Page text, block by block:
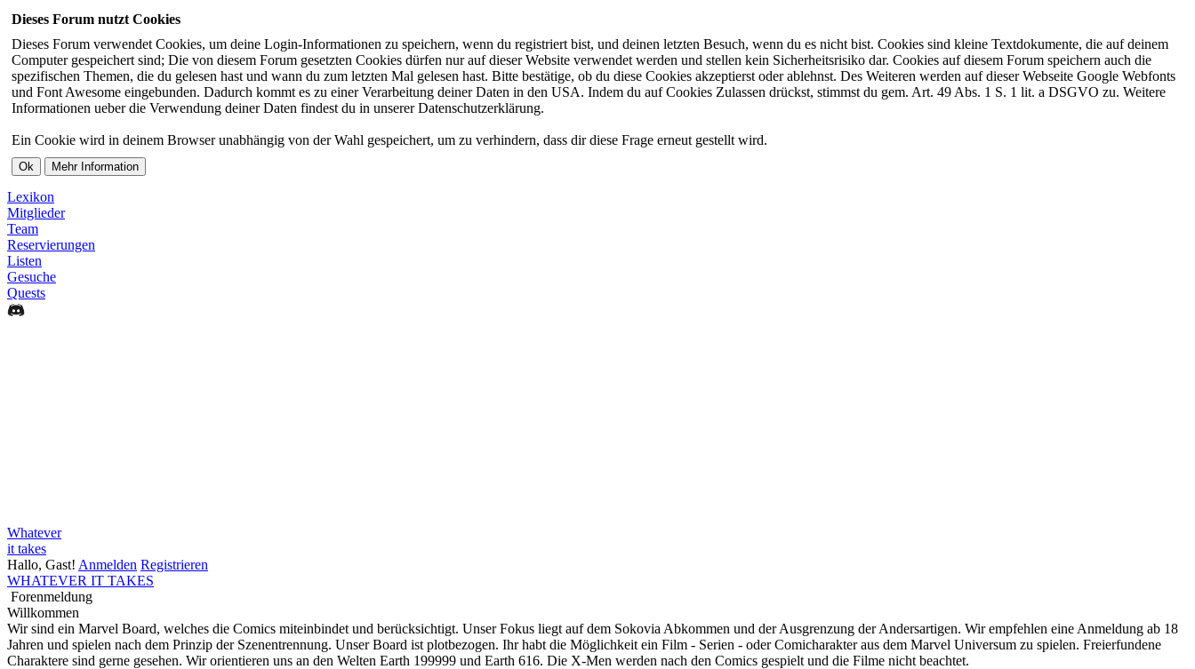
Dieses Forum nutzt Cookies
Dieses Forum verwendet Cookies, um deine Login-Informationen zu speichern, wenn du registriert bist, und deinen letzten Besuch, wenn du es nicht bist. Cookies sind kleine Textdokumente, die auf deinem
Computer gespeichert sind; Die von diesem Forum gesetzten Cookies dürfen nur auf dieser Website verwendet werden und stellen kein Sicherheitsrisiko dar. Cookies auf diesem Forum speichern auch die
spezifischen Themen, die du gelesen hast und wann du zum letzten Mal gelesen hast. Bitte bestätige, ob du diese Cookies akzeptierst oder ablehnst. Des Weiteren werden auf dieser Webseite Google Webfonts
und Font Awesome eingebunden. Dadurch kommt es zu einer Verarbeitung deiner Daten in den USA. Indem du auf Cookies Zulassen drückst, stimmst du gem. Art. 49 Abs. 1 S. 1 lit. a DSGVO zu. Weitere
Informationen ueber die Verwendung deiner Daten findest du in unserer Datenschutzerklärung.
Ein Cookie wird in deinem Browser unabhängig von der Wahl gespeichert, um zu verhindern, dass dir diese Frage erneut gestellt wird.
Lexikon
Mitglieder
Team
Reservierungen
Listen
Gesuche
Quests
Whatever
it takes
Hallo, Gast! Anmelden Registrieren
WHATEVER IT TAKES
Forenmeldung
Willkommen
Wir sind ein Marvel Board, welches die Comics miteinbindet und berücksichtigt. Unser Fokus liegt auf dem Sokovia Abkommen und der Ausgrenzung der Andersartigen. Wir empfehlen eine Anmeldung ab 18
Jahren und spielen nach dem Prinzip der Szenentrennung. Unser Board ist plotbezogen. Ihr habt die Möglichkeit ein Film - Serien - oder Comicharakter aus dem Marvel Universum zu spielen. Freierfundene
Charaktere sind gerne gesehen. Wir orientieren uns an den Welten Earth 199999 und Earth 616. Die X-Men werden nach den Comics gespielt und die Filme nicht beachtet.